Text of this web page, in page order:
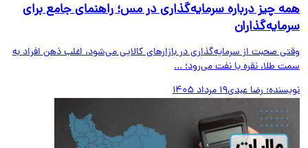
چیز درباره سرمایه‌گذاری در مس؛ راهنمای جامع برای
صحبت از سرمایه‌گذاری در بازارهای کالایی می‌شود، اغلب ذهن افراد به
طلا، نقره یا نفت می‌رود؛ ...
رضا عبدی19 مرداد 1405